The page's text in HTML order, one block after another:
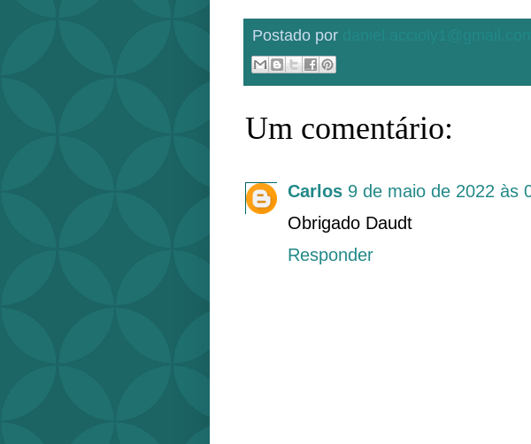
Postado por
Um comentário:
Carlos 9 de maio de 2022 às
Obrigado Daudt
Responder